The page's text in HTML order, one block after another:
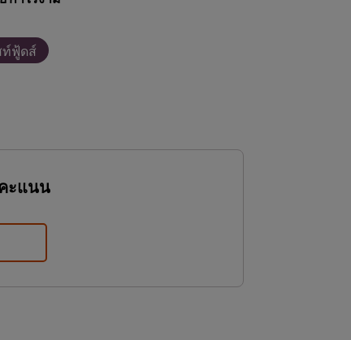
ท์ฟู้ดส์
ะแนน